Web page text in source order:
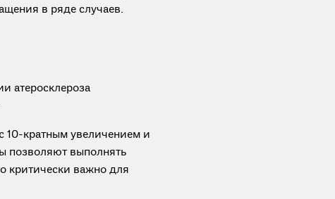
в ряде случаев.
атеросклероза
10-кратным увеличением и
позволяют выполнять
критически важно для